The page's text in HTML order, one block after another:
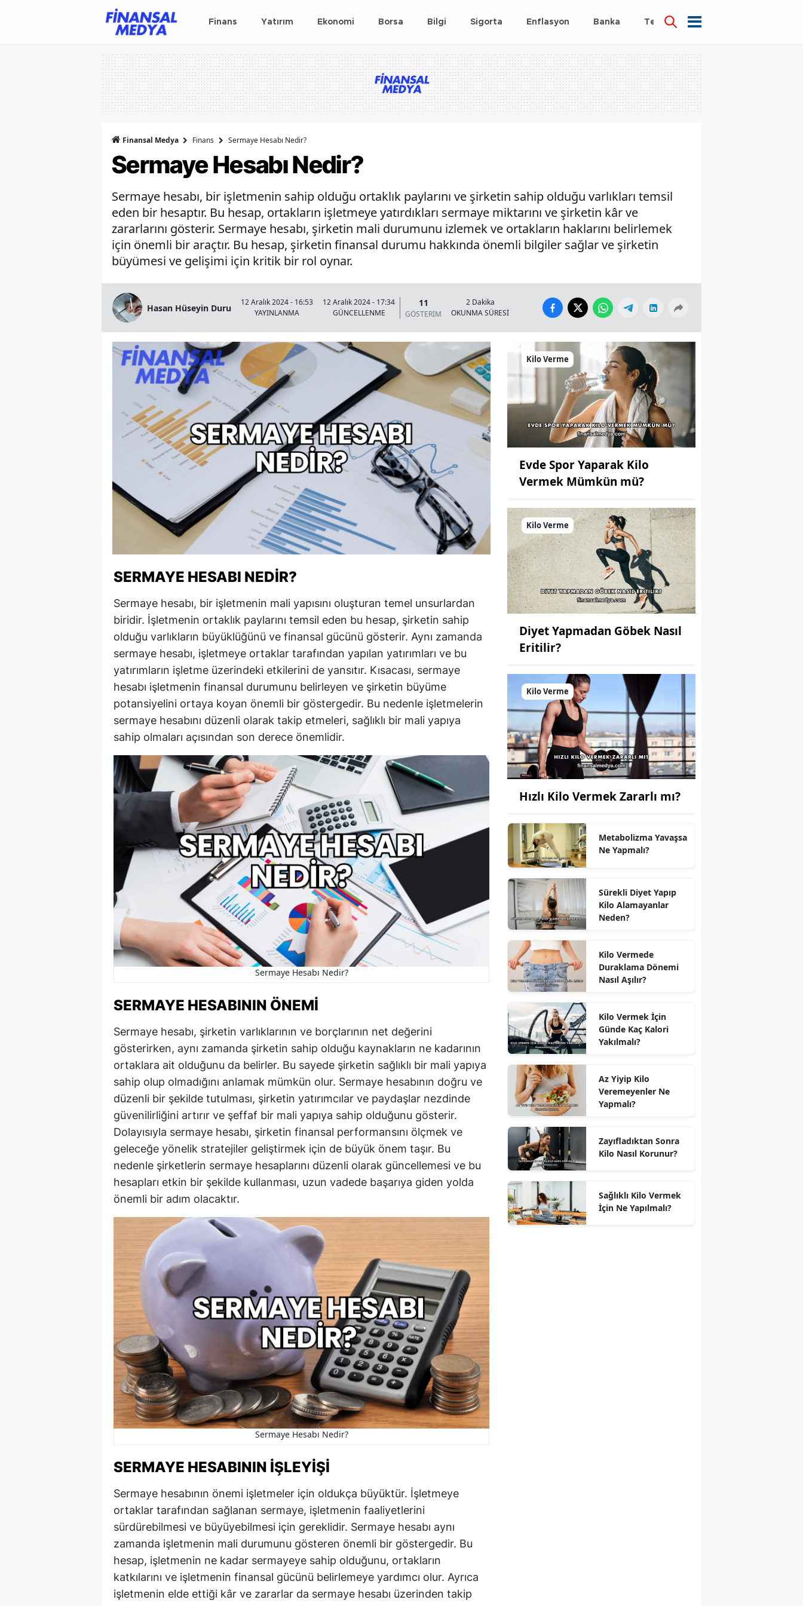
Finans Yatırım Ekonomi Borsa Bilgi Sigorta Enflasyon Banka Teknoloji
Finansal Medya Finans Sermaye Hesabı Nedir?
Sermaye Hesabı Nedir?
Sermaye hesabı, bir işletmenin sahip olduğu ortaklık paylarını ve şirketin sahip olduğu varlıkları temsil
eden bir hesaptır. Bu hesap, ortakların işletmeye yatırdıkları sermaye miktarını ve şirketin kâr ve
zararlarını gösterir. Sermaye hesabı, şirketin mali durumunu izlemek ve ortakların haklarını belirlemek
için önemli bir araçtır. Bu hesap, şirketin finansal durumu hakkında önemli bilgiler sağlar ve şirketin
büyümesi ve gelişimi için kritik bir rol oynar.
Hasan Hüseyin Duru
12 Aralık 2024 - 16:53
YAYINLANMA
12 Aralık 2024 - 17:34
GÜNCELLENME
11
GÖSTERİM
2 Dakika
OKUNMA SÜRESİ
SERMAYE HESABI NEDIR?
Sermaye hesabı, bir işletmenin mali yapısını oluşturan temel unsurlardan
biridir. İşletmenin ortaklık paylarını temsil eden bu hesap, şirketin sahip
olduğu varlıkların büyüklüğünü ve finansal gücünü gösterir. Aynı zamanda
sermaye hesabı, işletmeye ortaklar tarafından yapılan yatırımları ve bu
yatırımların işletme üzerindeki etkilerini de yansıtır. Kısacası, sermaye
hesabı işletmenin finansal durumunu belirleyen ve şirketin büyüme
potansiyelini ortaya koyan önemli bir göstergedir. Bu nedenle işletmelerin
sermaye hesabını düzenli olarak takip etmeleri, sağlıklı bir mali yapıya
sahip olmaları açısından son derece önemlidir.
Sermaye Hesabı Nedir?
SERMAYE HESABININ ÖNEMI
Sermaye hesabı, şirketin varlıklarının ve borçlarının net değerini
gösterirken, aynı zamanda şirketin sahip olduğu kaynakların ne kadarının
ortaklara ait olduğunu da belirler. Bu sayede şirketin sağlıklı bir mali yapıya
sahip olup olmadığını anlamak mümkün olur. Sermaye hesabının doğru ve
düzenli bir şekilde tutulması, şirketin yatırımcılar ve paydaşlar nezdinde
güvenilirliğini artırır ve şeffaf bir mali yapıya sahip olduğunu gösterir.
Dolayısıyla sermaye hesabı, şirketin finansal performansını ölçmek ve
geleceğe yönelik stratejiler geliştirmek için de büyük önem taşır. Bu
nedenle şirketlerin sermaye hesaplarını düzenli olarak güncellemesi ve bu
hesapları etkin bir şekilde kullanması, uzun vadede başarıya giden yolda
önemli bir adım olacaktır.
Sermaye Hesabı Nedir?
SERMAYE HESABININ İŞLEYIŞI
Sermaye hesabının önemi işletmeler için oldukça büyüktür. İşletmeye
ortaklar tarafından sağlanan sermaye, işletmenin faaliyetlerini
sürdürebilmesi ve büyüyebilmesi için gereklidir. Sermaye hesabı aynı
zamanda işletmenin mali durumunu gösteren önemli bir göstergedir. Bu
hesap, işletmenin ne kadar sermayeye sahip olduğunu, ortakların
katkılarını ve işletmenin finansal gücünü belirlemeye yardımcı olur. Ayrıca
işletmenin elde ettiği kâr ve zararlar da sermaye hesabı üzerinden takip
Kilo Verme
Evde Spor Yaparak Kilo
Vermek Mümkün mü?
Kilo Verme
Diyet Yapmadan Göbek Nasıl
Eritilir?
Kilo Verme
Hızlı Kilo Vermek Zararlı mı?
Metabolizma Yavaşsa
Ne Yapmalı?
Sürekli Diyet Yapıp
Kilo Alamayanlar
Neden?
Kilo Vermede
Duraklama Dönemi
Nasıl Aşılır?
Kilo Vermek İçin
Günde Kaç Kalori
Yakılmalı?
Az Yiyip Kilo
Veremeyenler Ne
Yapmalı?
Zayıfladıktan Sonra
Kilo Nasıl Korunur?
Sağlıklı Kilo Vermek
İçin Ne Yapılmalı?